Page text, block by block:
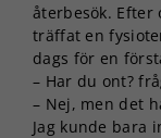
återbesök.
träffat en
dags för en
– Har du ont?
– Nej, men det
Jag kunde bara